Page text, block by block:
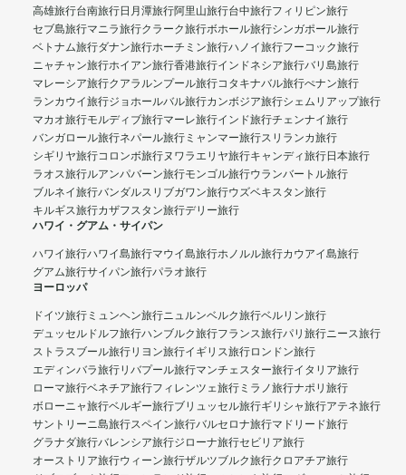
高雄旅行台南旅行日月潭旅行阿里山旅行台中旅行フィリピン旅行
セブ島旅行マニラ旅行クラーク旅行ボホール旅行シンガポール旅行
ベトナム旅行ダナン旅行ホーチミン旅行ハノイ旅行フーコック旅行
ニャチャン旅行ホイアン旅行香港旅行インドネシア旅行バリ島旅行
マレーシア旅行クアラルンプール旅行コタキナバル旅行ぺナン旅行
ランカウイ旅行ジョホールバル旅行カンボジア旅行シェムリアップ旅行
マカオ旅行モルディブ旅行マーレ旅行インド旅行チェンナイ旅行
バンガロール旅行ネパール旅行 ミャンマー旅行スリランカ旅行
シギリヤ旅行コロンボ旅行ヌワラエリヤ旅行キャンディ旅行日本旅行
ラオス旅行ルアンパバーン旅行モンゴル旅行ウランバートル旅行
ブルネイ旅行バンダルスリブガワン旅行ウズベキスタン旅行
キルギス旅行カザフスタン旅行デリー旅行
ハワイ・グアム・サイパン
ハワイ旅行ハワイ島旅行マウイ島旅行ホノルル旅行カウアイ島旅行
グアム旅行サイパン旅行パラオ旅行
ヨーロッパ
ドイツ旅行 ミュンヘン旅行ニュルンベルク旅行ベルリン旅行
デュッセルドルフ旅行ハンブルク旅行フランス旅行パリ旅行ニース旅行
ストラスブール旅行リヨン旅行イギリス旅行ロンドン旅行
エディンバラ旅行リバプール旅行マンチェスター旅行イタリア旅行
ローマ旅行ベネチア旅行フィレンツェ旅行 ミラノ旅行ナポリ旅行
ボローニャ旅行ベルギー旅行ブリュッセル旅行ギリシャ旅行アテネ旅行
サントリーニ島旅行スペイン旅行バルセロナ旅行マドリード旅行
グラナダ旅行バレンシア旅行ジローナ旅行セビリア旅行
オーストリア旅行ウィーン旅行ザルツブルク旅行クロアチア旅行